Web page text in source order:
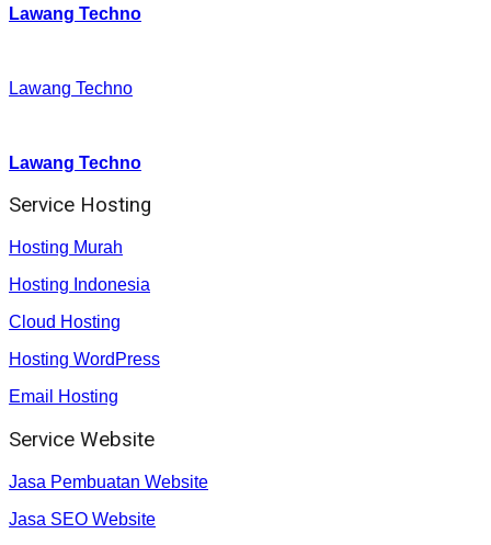
Lawang Techno
Lawang Techno
Lawang Techno
Service Hosting
Hosting Murah
Hosting Indonesia
Cloud Hosting
Hosting WordPress
Email Hosting
Service Website
Jasa Pembuatan Website
Jasa SEO Website